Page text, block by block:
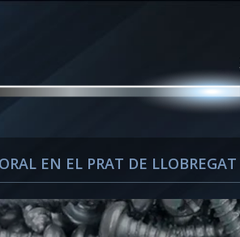
EN EL PRAT DE LLOBREGAT